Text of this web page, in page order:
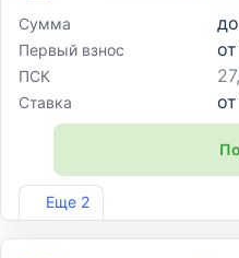
Еще 2
Сумма
до
Первый взнос от
ПСК
Ставка от
Лиц. №2307